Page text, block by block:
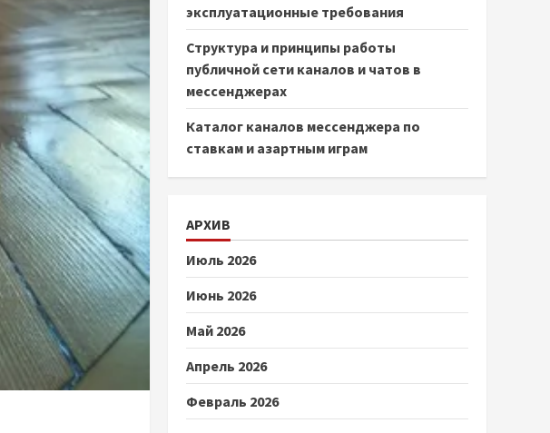
эксплуатационные требования
Структура и принципы работы
публичной сети каналов и чатов в
мессенджерах
Каталог каналов мессенджера по
ставкам и азартным играм
АРХИВ
Июль 2026
Июнь 2026
Май 2026
Апрель 2026
Февраль 2026